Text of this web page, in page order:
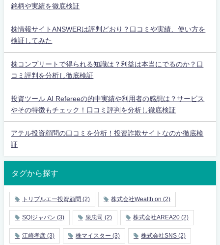
銘柄や実績を徹底検証
株情報サイトANSWERは評判どおり？口コミや実績、使い方を
検証してみた
株コンプリートで得られる知識は？利益は本当にでるのか？口
コミ評判を分析し徹底検証
投資ツール AI Refereeの的中実績や利用者の感想は？サービス
やその特徴もチェック！口コミ評判を分析し徹底検証
アテル投資顧問の口コミを分析！投資詐欺サイトなのか徹底検
証
タグから探す
トリプルエー投資顧問 (2) 株式会社Wealth on (2)
SQIジャパン (3) 泉忠司 (2) 株式会社AREA20 (2)
江崎孝彦 (3) 株マイスター (3) 株式会社SNS (2)